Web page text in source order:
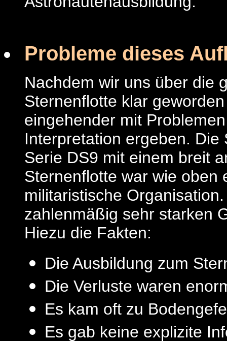
Probleme dieses
Nachdem wir uns über die
Sternenflotte klar
eingehender mit
Interpretation ergeben.
Serie DS9 mit einem breit
Sternenflotte war wie oben
militaristische
zahlenmäßig sehr starken
Hiezu die Fakten:
Die Ausbildung zum
Die Verluste waren
Es kam oft zu
Es gab keine explizite